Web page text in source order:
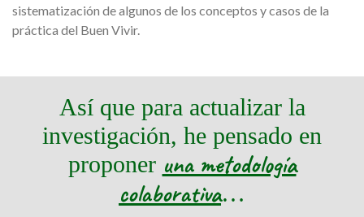
sistematización de algunos de los conceptos y casos de la
práctica del Buen Vivir.
Así que para actualizar la
investigación, he pensado en
proponer una metodología
colaborativa…